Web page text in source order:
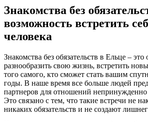
Знакомства без
возможность встретить
человека
Знакомства без обязательств в Ельце –
разнообразить свою жизнь, встретить
того самого, кто сможет стать вашим
годы. В наше время все больше людей
партнеров для отношений непринужденно
Это связано с тем, что такие встречи не
никаких обязательств и не создают